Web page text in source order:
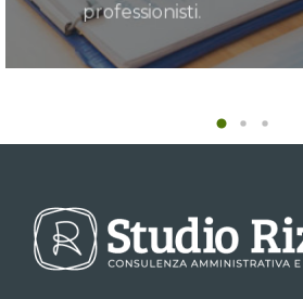
professionisti.